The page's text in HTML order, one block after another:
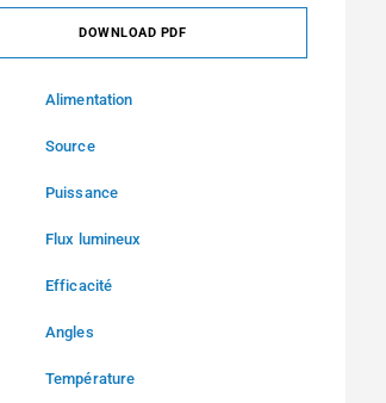
DOWNLOAD PDF
Alimentation
Source
Puissance
Flux lumineux
Efficacité
Angles
Température